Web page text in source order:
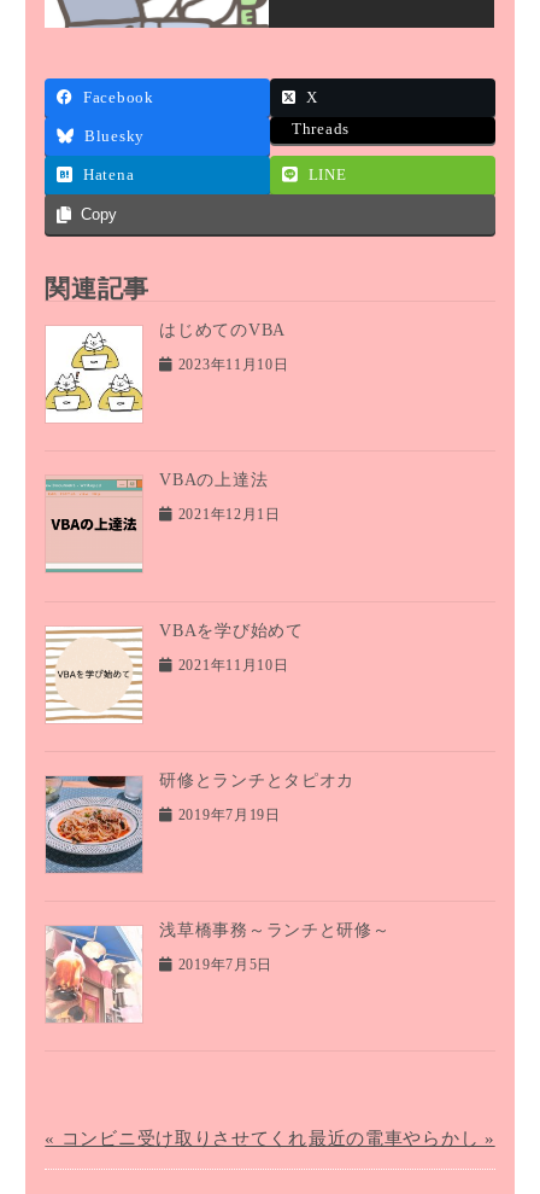
Facebook X
Bluesky Threads
Hatena LINE
Copy
関連記事
はじめてのVBA
2023年11月10日
VBAの上達法
2021年12月1日
VBAを学び始めて
2021年11月10日
研修とランチとタピオカ
2019年7月19日
浅草橋事務～ランチと研修～
2019年7月5日
« コンビニ受け取りさせてくれ最近の電車やらかし »